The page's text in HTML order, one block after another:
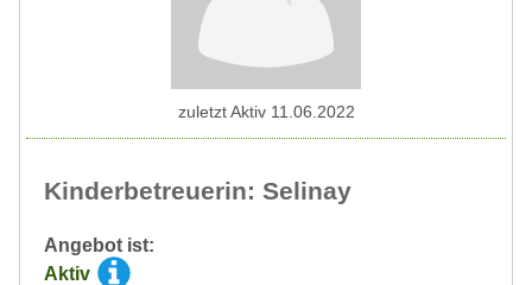
Kinderbetreuerin: Selinay
Angebot ist:
Aktiv
zuletzt Aktiv 11.06.2022